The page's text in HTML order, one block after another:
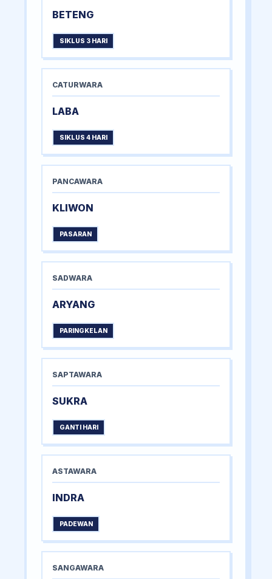
BETENG
SIKLUS 3 HARI
CATURWARA
LABA
SIKLUS 4 HARI
PANCAWARA
KLIWON
PASARAN
SADWARA
ARYANG
PARINGKELAN
SAPTAWARA
SUKRA
GANTI HARI
ASTAWARA
INDRA
PADEWAN
SANGAWARA